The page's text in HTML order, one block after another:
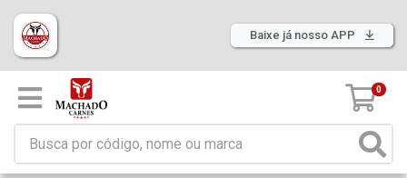
Baixe já nosso APP
0